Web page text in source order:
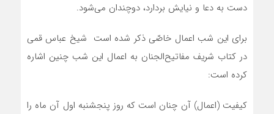
دست به دعا و نیایش بردارد، دوچندان می‌شود.
برای این شب اعمال خاصّی ذکر شده است شیخ عباس قمی
در کتاب شریف مفاتیح‌الجنان به اعمال این شب چنین اشاره
کرده است:
کیفیت (اعمال) آن چنان است که روز پنجشنبه اول آن ماه را